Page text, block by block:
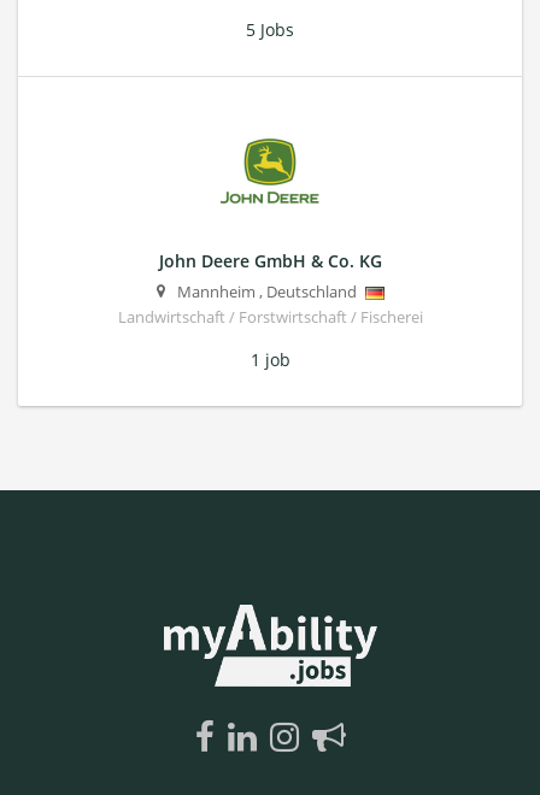
5 Jobs
John Deere GmbH & Co. KG
Mannheim , Deutschland
Landwirtschaft / Forstwirtschaft / Fischerei
1 job